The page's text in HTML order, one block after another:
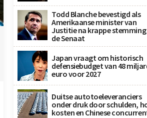
Todd Blanche bevestigd als
Amerikaanse minister van
Justitie na krappe stemming
de Senaat
Japan vraagt om historisch
defensiebudget van 48
euro voor 2027
Duitse autotoeleveranciers
onder druk door schulden,
kosten en Chinese